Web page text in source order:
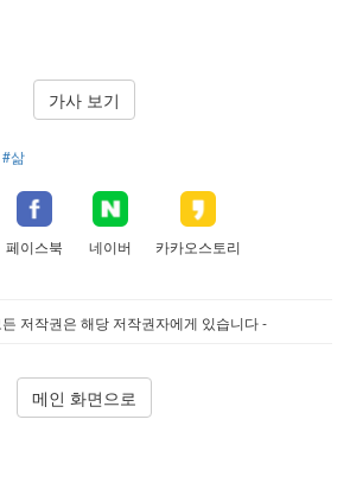
가사 보기
#삶
페이스북 네이버 카카오스토리
저작권은 해당 저작권자에게 있습니다 -
메인 화면으로